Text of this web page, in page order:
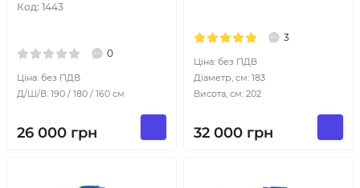
Код: 1443
0
Ціна: без ПДВ
Д/Ш/В: 190 / 180 / 160 см
26 000 грн
3
Ціна: без ПДВ
Діаметр, см: 183
Висота, см: 202
32 000 грн